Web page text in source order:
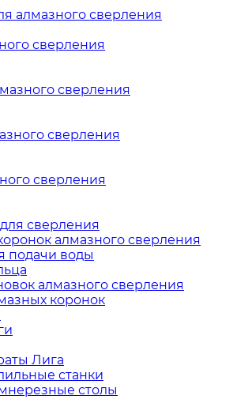
алмазного сверления
сверления
сверления
сверления
сверления
сверления
алмазного сверления
подачи воды
алмазного сверления
коронок
Лига
станки
столы